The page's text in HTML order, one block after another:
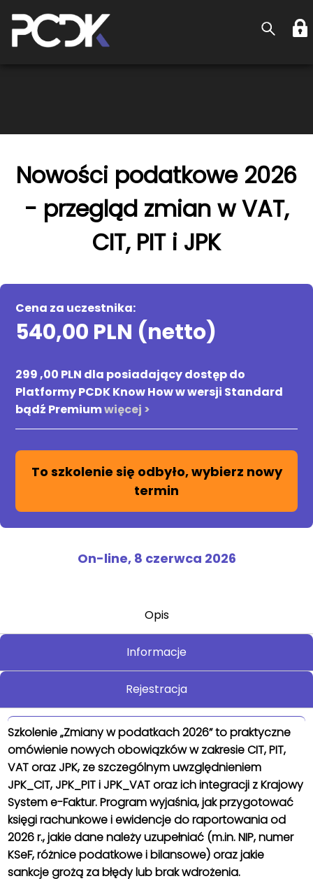
Nowości podatkowe 2026
- przegląd zmian w VAT,
CIT, PIT i JPK
Cena za uczestnika:
540,00 PLN (netto)
299 ,00 PLN dla posiadający dostęp do
Platformy PCDK Know How w wersji Standard
bądź Premiumwięcej >
To szkolenie się odbyło, wybierz nowy
termin
On-line, 8 czerwca 2026
Opis
Informacje
Rejestracja
Szkolenie „Zmiany w podatkach 2026” to praktyczne
omówienie nowych obowiązków w zakresie CIT, PIT,
VAT oraz JPK, ze szczególnym uwzględnieniem
JPK_CIT, JPK_PIT i JPK_VAT oraz ich integracji z Krajowy
System e-Faktur. Program wyjaśnia, jak przygotować
księgi rachunkowe i ewidencje do raportowania od
2026 r., jakie dane należy uzupełniać (m.in. NIP, numer
KSeF, różnice podatkowe i bilansowe) oraz jakie
sankcje grożą za błędy lub brak wdrożenia.